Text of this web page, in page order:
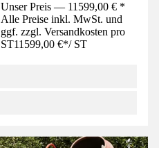
Unser Preis — 11599,00 € *
Alle Preise inkl. MwSt. und
ggf. zzgl. Versandkosten pro
ST11599,00 €*/ ST